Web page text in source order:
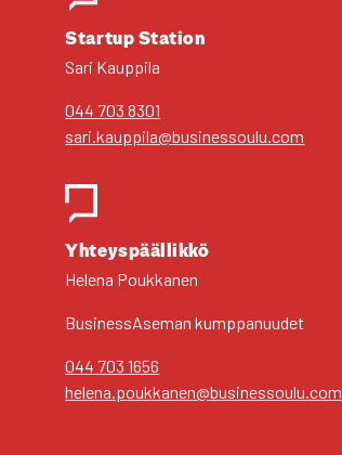
Star­tup Sta­tion
Sari Kaup­pi­la
044 703 8301
sari.kauppila@businessoulu.com
Yhteys­pääl­lik­kö
Hele­na Pouk­ka­nen
Business­Aseman kump­pa­nuu­det
044 703 1656
helena.poukkanen@businessoulu.com